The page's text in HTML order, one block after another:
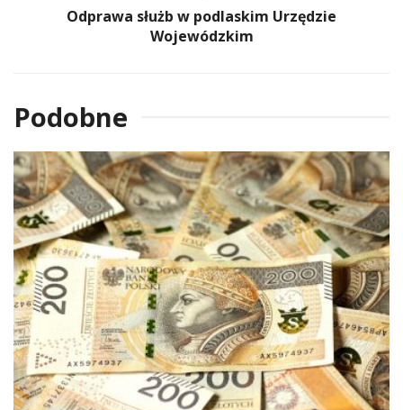
Odprawa służb w podlaskim Urzędzie
Wojewódzkim
Podobne